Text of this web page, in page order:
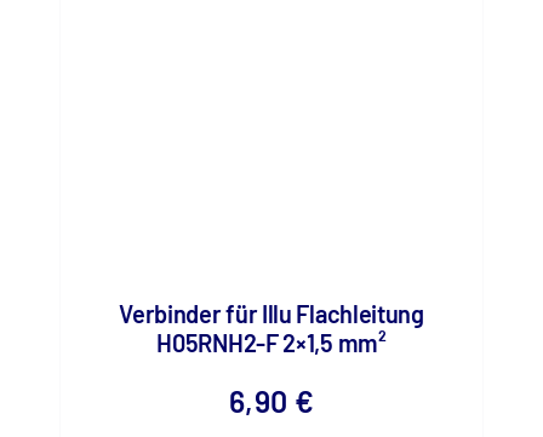
Verbinder für Illu Flachleitung
H05RNH2-F 2×1,5 mm²
6,90 €